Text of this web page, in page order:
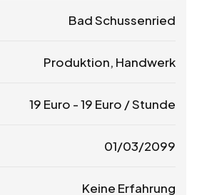
Bad Schussenried
Produktion, Handwerk
19 Euro -19 Euro / Stunde
01/03/2099
Keine Erfahrung